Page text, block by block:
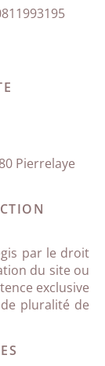
Pierrelaye
par le droit
du site ou
exclusive
pluralité de